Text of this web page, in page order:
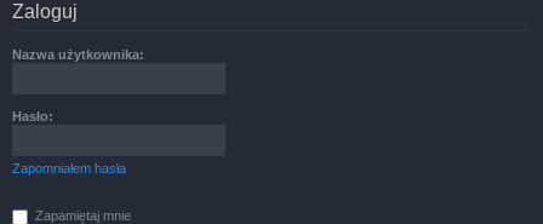
Zaloguj
Nazwa użytkownika:
Hasło:
Zapomniałem hasła
Zapamiętaj mnie